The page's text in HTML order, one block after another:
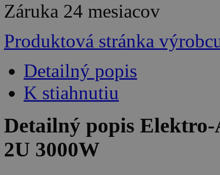
Záruka 24 mesiacov
Produktová stránka
Detailný popis
K stiahnutiu
Detailný popis
2U 3000W